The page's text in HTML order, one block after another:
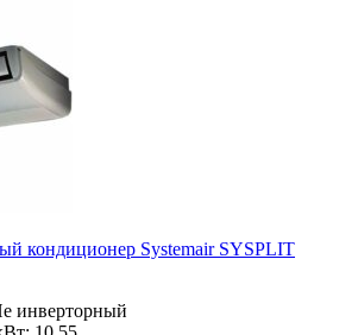
кондиционер Systemair SYSPLIT
инверторный